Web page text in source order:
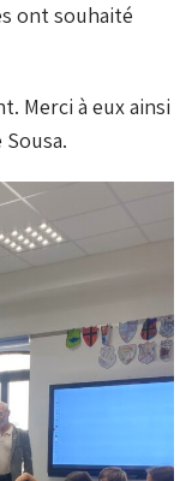
ont souhaité
Merci à eux ainsi